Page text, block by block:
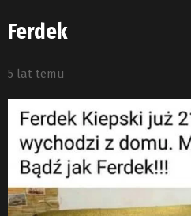
Ferdek
5 lat temu